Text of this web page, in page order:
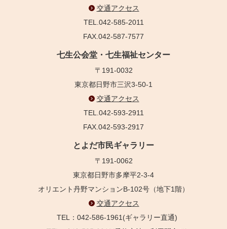
交通アクセス
TEL.042-585-2011
FAX.042-587-7577
七生公会堂・七生福祉センター
〒191-0032
東京都日野市三沢3-50-1
交通アクセス
TEL.042-593-2911
FAX.042-593-2917
とよだ市民ギャラリー
〒191-0062
東京都日野市多摩平2-3-4
オリエント丹野マンションB-102号（地下1階）
交通アクセス
TEL：042-586-1961(ギャラリー直通)